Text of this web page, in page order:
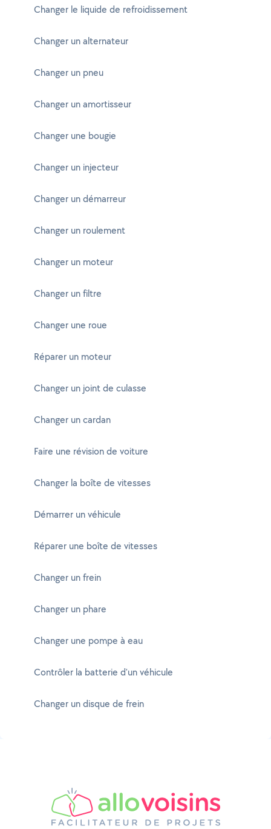
Changer le liquide de refroidissement
Changer un alternateur
Changer un pneu
Changer un amortisseur
Changer une bougie
Changer un injecteur
Changer un démarreur
Changer un roulement
Changer un moteur
Changer un filtre
Changer une roue
Réparer un moteur
Changer un joint de culasse
Changer un cardan
Faire une révision de voiture
Changer la boîte de vitesses
Démarrer un véhicule
Réparer une boîte de vitesses
Changer un frein
Changer un phare
Changer une pompe à eau
Contrôler la batterie d'un véhicule
Changer un disque de frein